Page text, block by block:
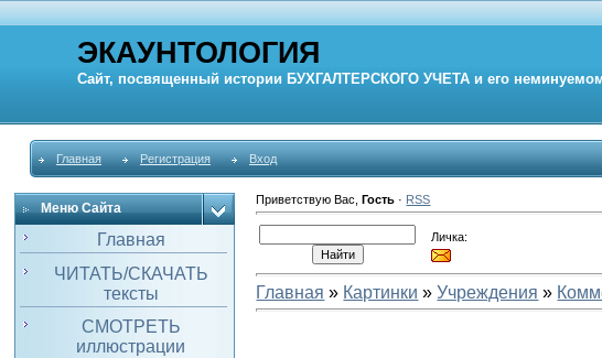
ЭКАУНТОЛОГИЯ
Сайт, посвященный истории БУХГАЛТЕРСКОГО УЧЕТА и его
Главная Регистрация Вход
Меню Сайта
Главная
ЧИТАТЬ/СКАЧАТЬ
тексты
СМОТРЕТЬ
иллюстрации
Приветствую Вас ,Гость · RSS
Личка:
Главная » Картинки »Учреждения »